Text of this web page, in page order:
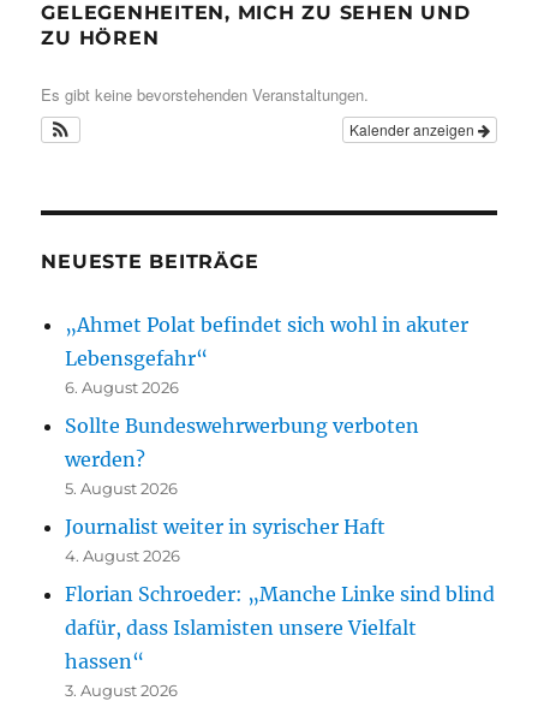
GELEGENHEITEN, MICH ZU SEHEN UND
ZU HÖREN
Es gibt keine bevorstehenden Veranstaltungen.
Kalender anzeigen
NEUESTE BEITRÄGE
„Ahmet Polat befindet sich wohl in akuter
Lebensgefahr“
6. August 2026
Sollte Bundeswehrwerbung verboten
werden?
5. August 2026
Journalist weiter in syrischer Haft
4. August 2026
Florian Schroeder: „Manche Linke sind blind
dafür, dass Islamisten unsere Vielfalt
hassen“
3. August 2026